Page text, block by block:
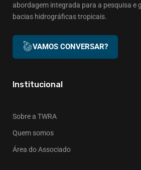
abordagem integrada para a pesquisa e
bacias hidrográficas tropicais.
VAMOS CONVERSAR?
Institucional
Sobre a TWRA
Quem somos
Área do Associado